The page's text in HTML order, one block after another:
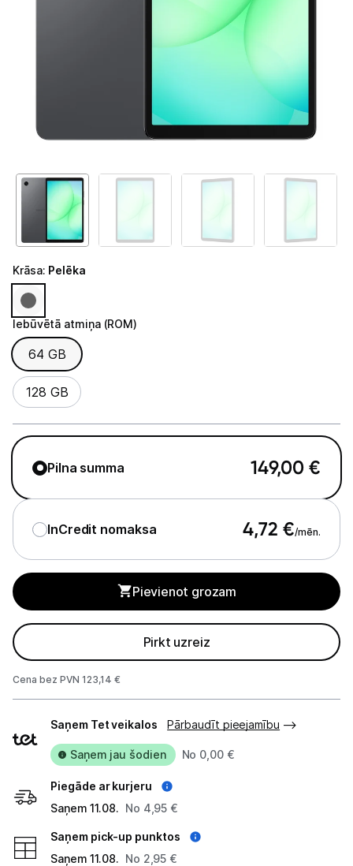
Telefoni un aksesuāri
Citi aksesuāri
E-grāmatu lasītāji
E-grāmatu lasītāju aksesuāri
Stacionārie un bezvadu telefoni
Viedierīces
Sadzīves tehnika
Skaistumkopšana
Sports un atpūta
Blogs
Piegāde un apmaksa
Tehnikas izvešana
Uzņēmumiem
Tet pakalpojumi
Kontakti
Krāsa: Pelēka
Iebūvētā atmiņa (ROM)
Iebūvētā atmiņa (ROM)
64 GB
128 GB
Pilna summa 149,00 €
InCredit nomaksa 4,72 €/mēn.
Pievienot grozam
Pirkt uzreiz
Cena bez PVN 123,14 €
veidi
Saņem Tet veikalos Pārbaudīt pieejamību
Saņem jau šodien No 0,00 €
Piegāde ar kurjeru
Saņem 11.08. No 4,95 €
Saņem pick-up punktos
Saņem 11.08. No 2,95 €